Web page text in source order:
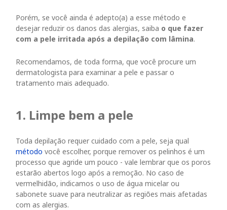
Porém, se você ainda é adepto(a) a esse método e
desejar reduzir os danos das alergias, saiba o que fazer
com a pele irritada após a depilação com lâmina.
Recomendamos, de toda forma, que você procure um
dermatologista para examinar a pele e passar o
tratamento mais adequado.
1. Limpe bem a pele
Toda depilação requer cuidado com a pele, seja qual
método você escolher, porque remover os pelinhos é um
processo que agride um pouco - vale lembrar que os poros
estarão abertos logo após a remoção. No caso de
vermelhidão, indicamos o uso de água micelar ou
sabonete suave para neutralizar as regiões mais afetadas
com as alergias.